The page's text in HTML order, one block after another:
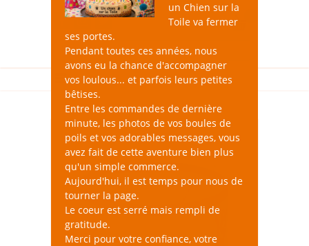
un Chien sur la
Toile va fermer
ses portes.
Pendant toutes ces années, nous
avons eu la chance d'accompagner
vos loulous... et parfois leurs petites
bêtises.
Entre les commandes de dernière
minute, les photos de vos boules de
poils et vos adorables messages, vous
avez fait de cette aventure bien plus
qu'un simple commerce.
Aujourd'hui, il est temps pour nous de
tourner la page.
Le coeur est serré mais rempli de
gratitude.
Merci pour votre confiance, votre